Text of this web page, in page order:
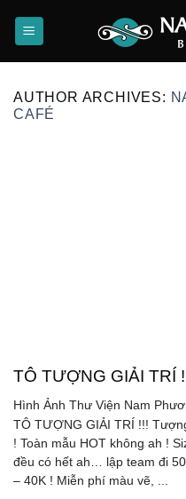
AUTHOR ARCHIVES:
CAFÉ
TÔ TƯỢNG GIẢI TRÍ
Hình Ảnh Thư Viện Nam
TÔ TƯỢNG GIẢI TRÍ !!!
! Toàn mẫu HOT không ah !
đều có hết ah… lập team đi
– 40K ! Miễn phí màu vẽ, ...